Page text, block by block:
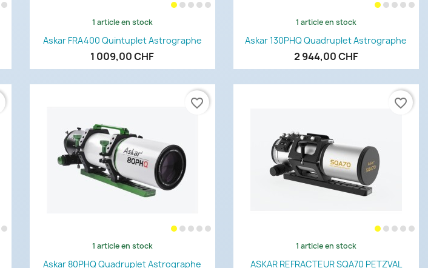
Aperçu rapide
1 article en stock
Askar FRA400 Quintuplet Astrographe
1 009,00 CHF
Aperçu rapide
1 article en stock
Askar 130PHQ Quadruplet Astrographe
2 944,00 CHF
Aperçu rapide
1 article en stock
Askar 80PHQ Quadruplet Astrographe
favorite_border
Aperçu rapide
1 article en stock
ASKAR REFRACTEUR SQA70 PETZVAL
favorite_border